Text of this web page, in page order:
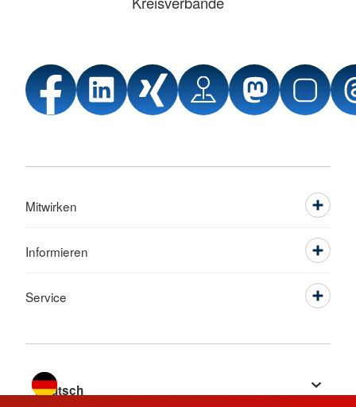
Mitwirken
Informieren
Service
Sprache wechseln zu